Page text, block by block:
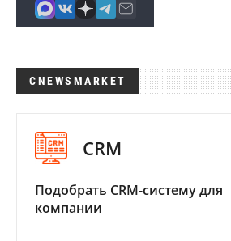
CNEWSMARKET
CRM
Подобрать CRM-систему для
компании